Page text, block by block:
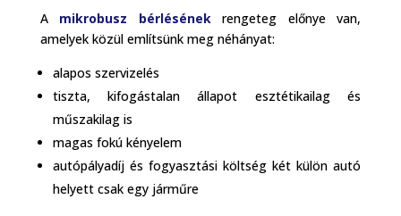
A mikrobusz bérlésénekrengeteg előnye van,
amelyek közül említsünk meg néhányat:
alapos szervizelés
tiszta, kifogástalan állapot esztétikailag és
műszakilag is
magas fokú kényelem
autópályadíj és fogyasztási költség két külön autó
helyett csak egy járműre